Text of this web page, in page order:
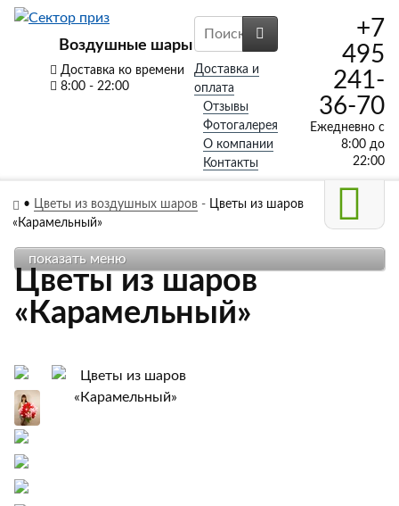
Воздушные шары
Доставка ко времени
8:00 - 22:00
Доставка и
оплата
Отзывы
Фотогалерея
О компании
Контакты
+7
495
241-
36-70
Ежедневно с
8:00 до
22:00
• Цветы из воздушных шаров- Цветы из шаров
«Карамельный»
Цветы из шаров
«Карамельный»
показать меню